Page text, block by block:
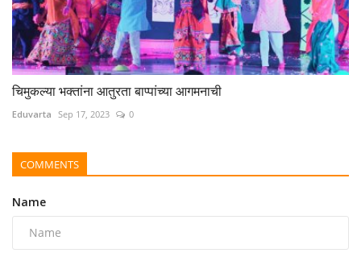
चिमुकल्या भक्तांना आतुरता बाप्पांच्या आगमनाची
Eduvarta Sep 17, 2023 0
COMMENTS
Name